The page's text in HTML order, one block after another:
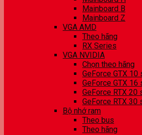
Mainboard B
Mainboard Z
VGA AMD
Theo hãng
RX Series
VGA NVIDIA
Chọn theo hãng
GeForce GTX 10
GeForce GTX 16
GeForce RTX 20
GeForce RTX 30
Bộ nhớ ram
Theo bus
Theo hãng